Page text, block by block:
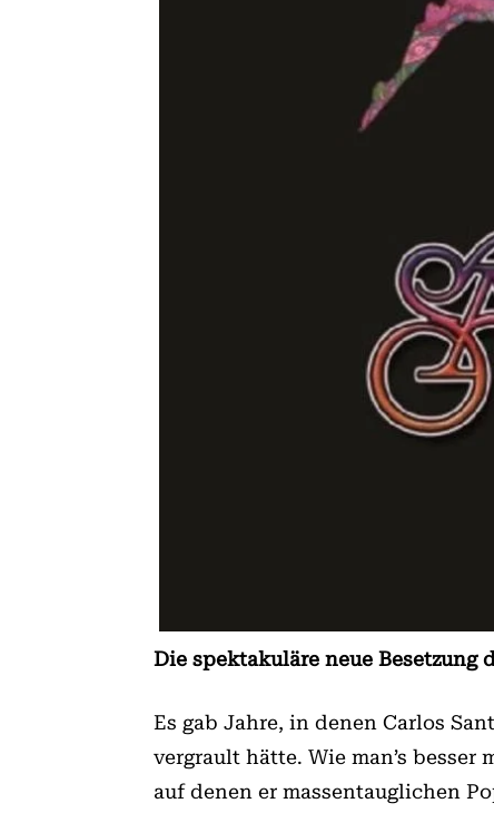
Die spektakuläre neue Besetzung
Es gab Jahre, in denen Carlos
vergrault hätte. Wie man’s besser
auf denen er massentauglichen